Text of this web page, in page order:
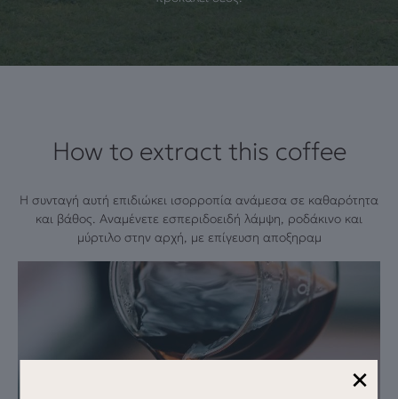
How to extract this coffee
Η συνταγή αυτή επιδιώκει ισορροπία ανάμεσα σε καθαρότητα
και βάθος. Αναμένετε εσπεριδοειδή λάμψη, ροδάκινο και
μύρτιλο στην αρχή, με επίγευση αποξηραμ
×